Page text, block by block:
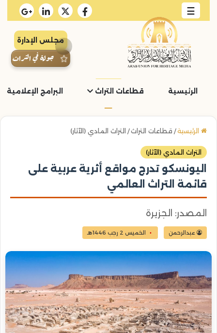
☰
مجلس الإدارة
جولة في التراث
الرئيسية قطاعات التراث البرامج الإعلامية
الرئيسية/ قطاعات التراث/ التراث المادي (الآثار)
التراث المادي (الآثار)
اليونسكو تدرج مواقع أثرية عربية على
قائمة التراث العالمي
المصدر: الجزيرة
عبدالرحمن الخميس 2 رجب 1446هـ